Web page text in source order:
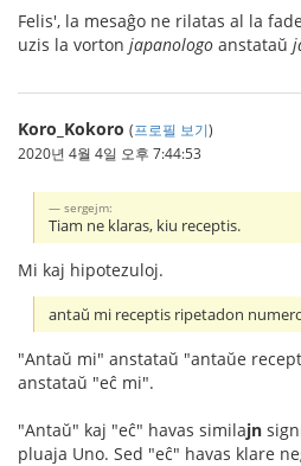
Felis', la mesaĝo ne rilatas al la
uzis la vorton japanologo anstataŭ
Koro_Kokoro (프로필 보기)
2020년 4월 4일 오후 7:44:53
sergejm:
Tiam ne klaras, kiu receptis.
Mi kaj hipotezuloj.
antaŭ mi receptis ripetadon
"Antaŭ mi" anstataŭ "antaŭe
anstataŭ "eĉ mi".
"Antaŭ" kaj "eĉ" havas similajn
pluaja Uno. Sed "eĉ" havas klare